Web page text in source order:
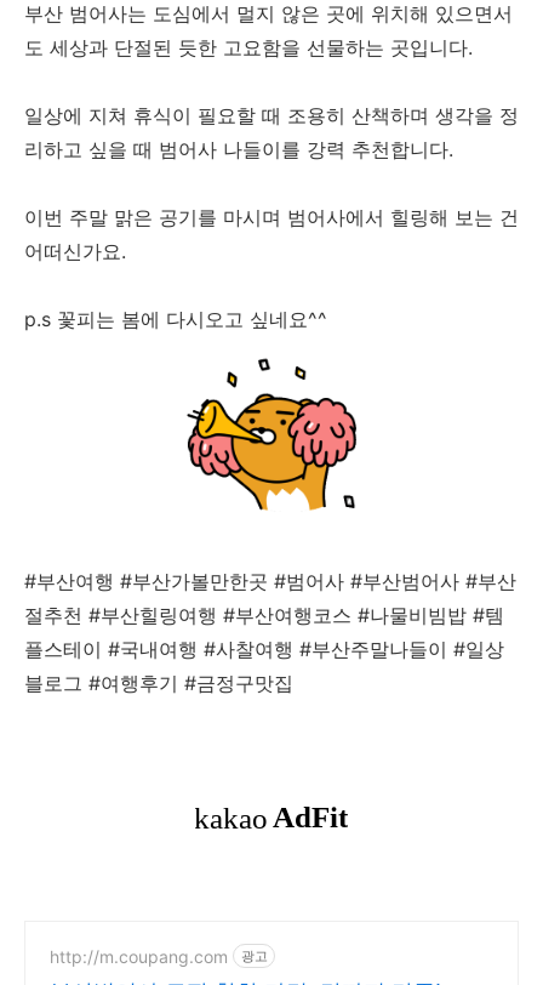
부산 범어사는 도심에서 멀지 않은 곳에 위치해 있으면서
도 세상과 단절된 듯한 고요함을 선물하는 곳입니다.
일상에 지쳐 휴식이 필요할 때 조용히 산책하며 생각을 정
리하고 싶을 때 범어사 나들이를 강력 추천합니다.
이번 주말 맑은 공기를 마시며 범어사에서 힐링해 보는 건
어떠신가요.
p.s 꽃피는 봄에 다시오고 싶네요^^
#부산여행 #부산가볼만한곳 #범어사 #부산범어사 #부산
절추천 #부산힐링여행 #부산여행코스 #나물비빔밥 #템
플스테이 #국내여행 #사찰여행 #부산주말나들이 #일상
블로그 #여행후기 #금정구맛집
http://m.coupang.com 광고